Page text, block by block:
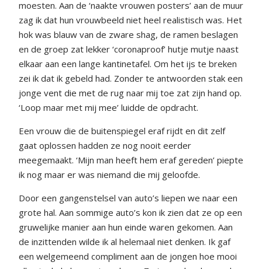
moesten. Aan de ‘naakte vrouwen posters’ aan de muur
zag ik dat hun vrouwbeeld niet heel realistisch was. Het
hok was blauw van de zware shag, de ramen beslagen
en de groep zat lekker ‘coronaproof’ hutje mutje naast
elkaar aan een lange kantinetafel. Om het ijs te breken
zei ik dat ik gebeld had. Zonder te antwoorden stak een
jonge vent die met de rug naar mij toe zat zijn hand op.
‘Loop maar met mij mee’ luidde de opdracht.
Een vrouw die de buitenspiegel eraf rijdt en dit zelf
gaat oplossen hadden ze nog nooit eerder
meegemaakt. ‘Mijn man heeft hem eraf gereden’ piepte
ik nog maar er was niemand die mij geloofde.
Door een gangenstelsel van auto’s liepen we naar een
grote hal. Aan sommige auto’s kon ik zien dat ze op een
gruwelijke manier aan hun einde waren gekomen. Aan
de inzittenden wilde ik al helemaal niet denken. Ik gaf
een welgemeend compliment aan de jongen hoe mooi